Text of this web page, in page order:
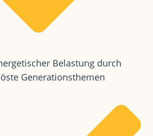
Belastung durch
Generationsthemen